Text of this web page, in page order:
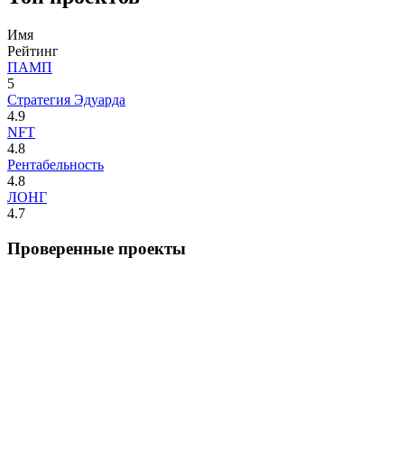
Имя
Рейтинг
ПАМП
5
Стратегия Эдуарда
4.9
NFT
4.8
Рентабельность
4.8
ЛОНГ
4.7
Проверенные проекты